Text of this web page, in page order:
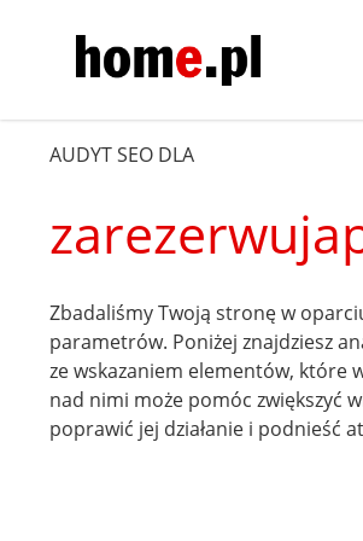
AUDYT SEO DLA
Zbadaliśmy Twoją stronę w
parametrów. Poniżej znajdziesz
ze wskazaniem elementów, które
nad nimi może pomóc zwiększyć
poprawić jej działanie i podnieść